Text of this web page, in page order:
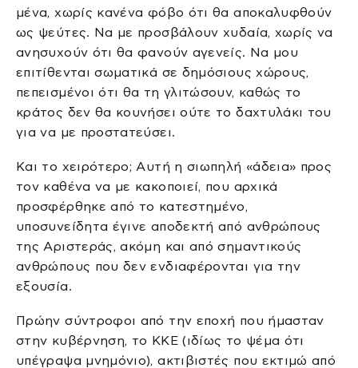
μένα, χωρίς κανένα φόβο ότι θα αποκαλυφθούν
ως ψεύτες. Να με προσβάλουν χυδαία, χωρίς να
ανησυχούν ότι θα φανούν αγενείς. Να μου
επιτίθενται σωματικά σε δημόσιους χώρους,
πεπεισμένοι ότι θα τη γλιτώσουν, καθώς το
κράτος δεν θα κουνήσει ούτε το δαχτυλάκι του
για να με προστατεύσει.
Και το χειρότερο; Αυτή η σιωπηλή «άδεια» προς
τον καθένα να με κακοποιεί, που αρχικά
προσφέρθηκε από το κατεστημένο,
υποσυνείδητα έγινε αποδεκτή από ανθρώπους
της Αριστεράς, ακόμη και από σημαντικούς
ανθρώπους που δεν ενδιαφέρονται για την
εξουσία.
Πρώην σύντροφοι από την εποχή που ήμασταν
στην κυβέρνηση, το ΚΚΕ (ιδίως το ψέμα ότι
υπέγραψα μνημόνιο), ακτιβιστές που εκτιμώ από